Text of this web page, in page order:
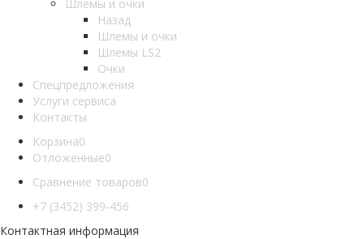
Шлемы и очки
Назад
Шлемы и очки
Шлемы LS2
Очки
Спецпредложения
Услуги сервиса
Контакты
Корзина0
Отложенные0
Сравнение товаров0
+7 (3452) 399-456
Контактная информация